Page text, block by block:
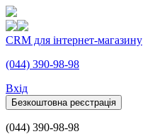
CRM для інтернет-магазину
(044) 390-98-98
Вхiд
Безкоштовна реєстрація
(044) 390-98-98